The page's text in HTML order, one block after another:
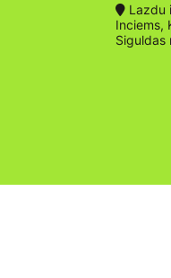
Lazdu
Inciems,
Siguldas